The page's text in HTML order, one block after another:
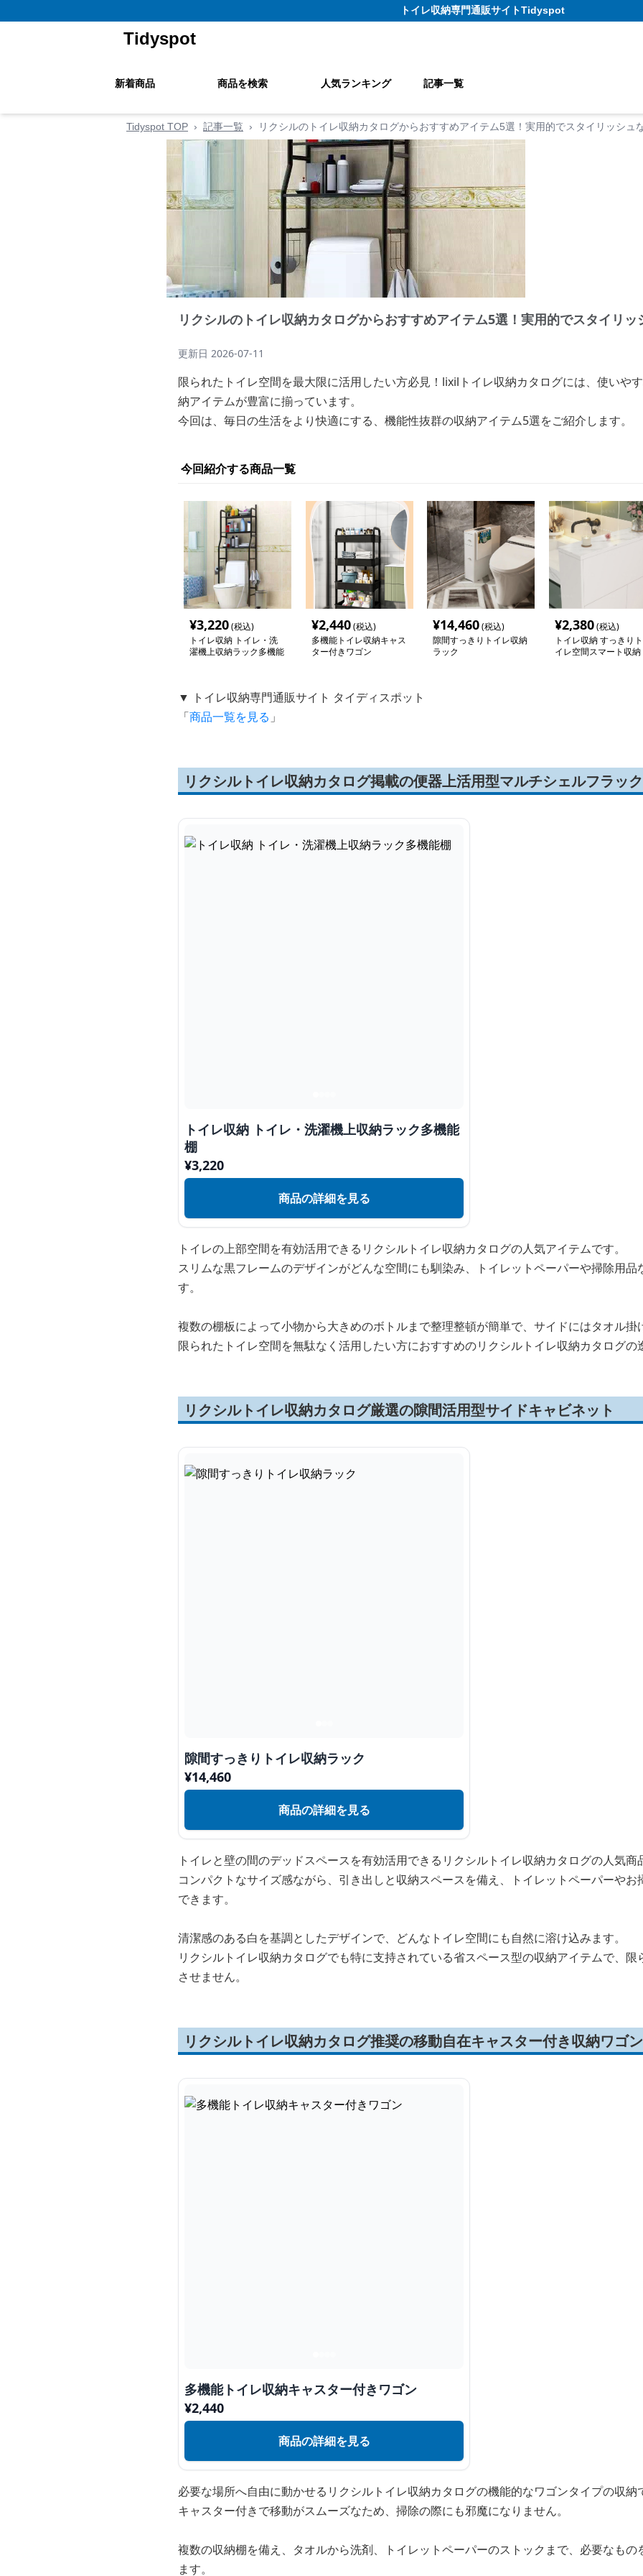
トイレ収納専門通販サイトTidyspot
Tidyspot
新着商品 商品を検索 人気ランキング 記事一覧
Tidyspot TOP › 記事一覧 › リクシルのトイレ収納カタログからおすすめアイテム5選！実用的でスタイリッシュ
リクシルのトイレ収納カタログからおすすめアイテム5選！実用的でスタイリッ
更新日 2026-07-11
限られたトイレ空間を最大限に活用したい方必見！lixilトイレ収納カタログには、使いや
納アイテムが豊富に揃っています。
今回は、毎日の生活をより快適にする、機能性抜群の収納アイテム5選をご紹介します。
今回紹介する商品一覧
¥3,220(税込)
トイレ収納 トイレ・洗
濯機上収納ラック多機能
¥2,440(税込)
多機能トイレ収納キャス
ター付きワゴン
¥14,460(税込)
隙間すっきりトイレ収納
ラック
¥2,380(税込)
トイレ収納 すっきりト
イレ空間スマート収納
▼ トイレ収納専門通販サイト タイディスポット
「商品一覧を見る 」
リクシルトイレ収納カタログ掲載の便器上活用型マルチシェルフラック
トイレ収納 トイレ・洗濯機上収納ラック多機能
棚
¥3,220
商品の詳細を見る
トイレの上部空間を有効活用できるリクシルトイレ収納カタログの人気アイテムです。
スリムな黒フレームのデザインがどんな空間にも馴染み、トイレットペーパーや掃除用品
す。
複数の棚板によって小物から大きめのボトルまで整理整頓が簡単で、サイドにはタオル掛
限られたトイレ空間を無駄なく活用したい方におすすめのリクシルトイレ収納カタログの
リクシルトイレ収納カタログ厳選の隙間活用型サイドキャビネット
隙間すっきりトイレ収納ラック
¥14,460
商品の詳細を見る
トイレと壁の間のデッドスペースを有効活用できるリクシルトイレ収納カタログの人気商
コンパクトなサイズ感ながら、引き出しと収納スペースを備え、トイレットペーパーや
できます。
清潔感のある白を基調としたデザインで、どんなトイレ空間にも自然に溶け込みます。
リクシルトイレ収納カタログでも特に支持されている省スペース型の収納アイテムで、限
させません。
リクシルトイレ収納カタログ推奨の移動自在キャスター付き収納ワゴン
多機能トイレ収納キャスター付きワゴン
¥2,440
商品の詳細を見る
必要な場所へ自由に動かせるリクシルトイレ収納カタログの機能的なワゴンタイプの収納
キャスター付きで移動がスムーズなため、掃除の際にも邪魔になりません。
複数の収納棚を備え、タオルから洗剤、トイレットペーパーのストックまで、必要なも
ます。